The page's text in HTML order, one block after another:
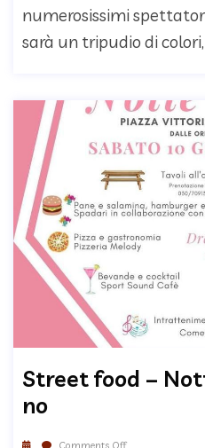
numerosissimi
sarà un tripudio di
Street food –
no
Comments Off